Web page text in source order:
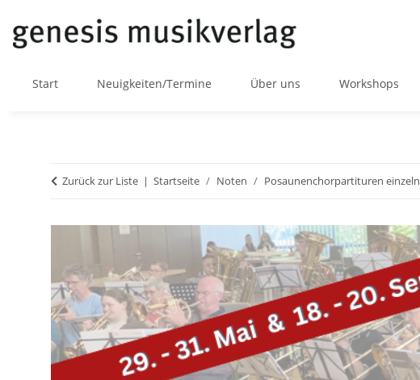
Start Neuigkeiten/Termine Über uns Workshops
Zurück zur Liste Startseite Noten Posaunenchorpartituren einzeln